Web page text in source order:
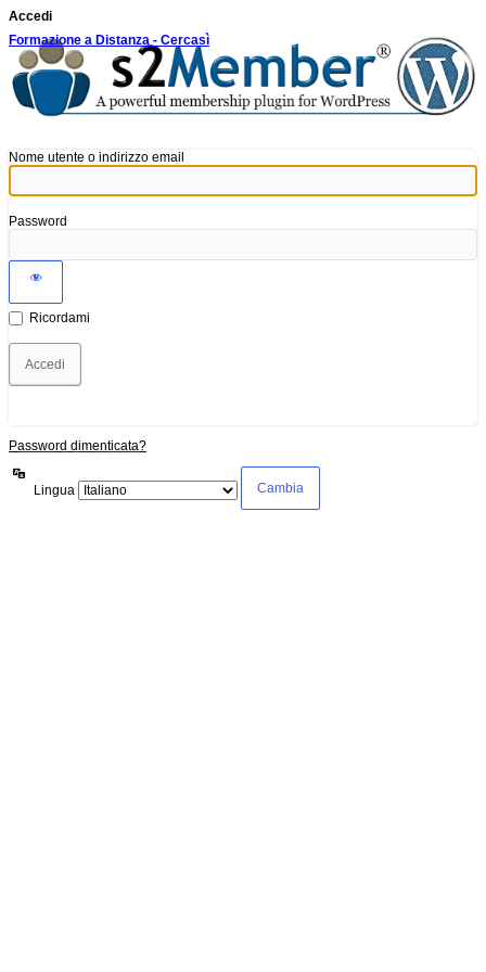
Accedi
Formazione a Distanza - Cercasì
Nome utente o indirizzo email
Password
Ricordami
Password dimenticata?
Lingua